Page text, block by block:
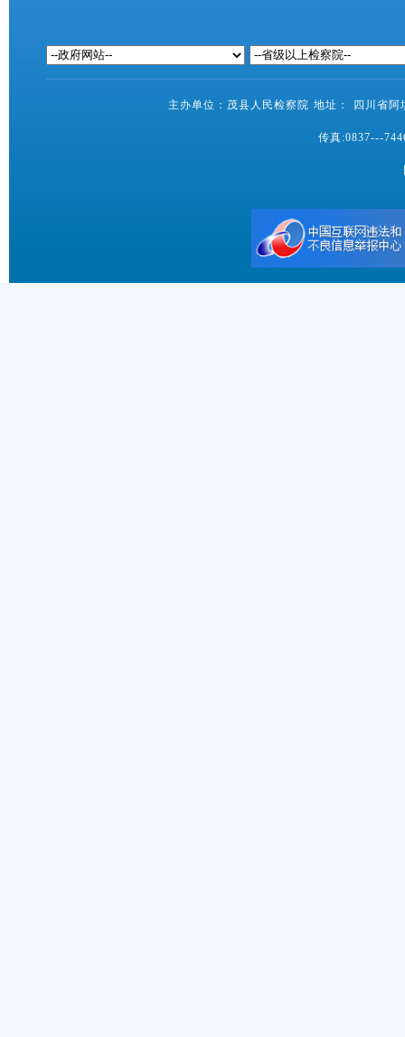
主办单位：茂县人民检察院 地址： 四川省
传真:0837---